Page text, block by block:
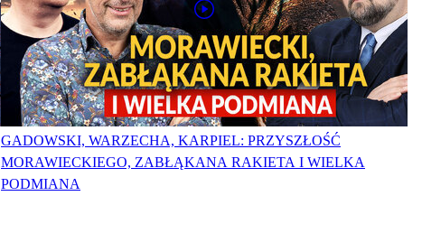
GADOWSKI, WARZECHA, KARPIEL: PRZYSZŁOŚĆ
MORAWIECKIEGO, ZABŁĄKANA RAKIETA I WIELKA
PODMIANA